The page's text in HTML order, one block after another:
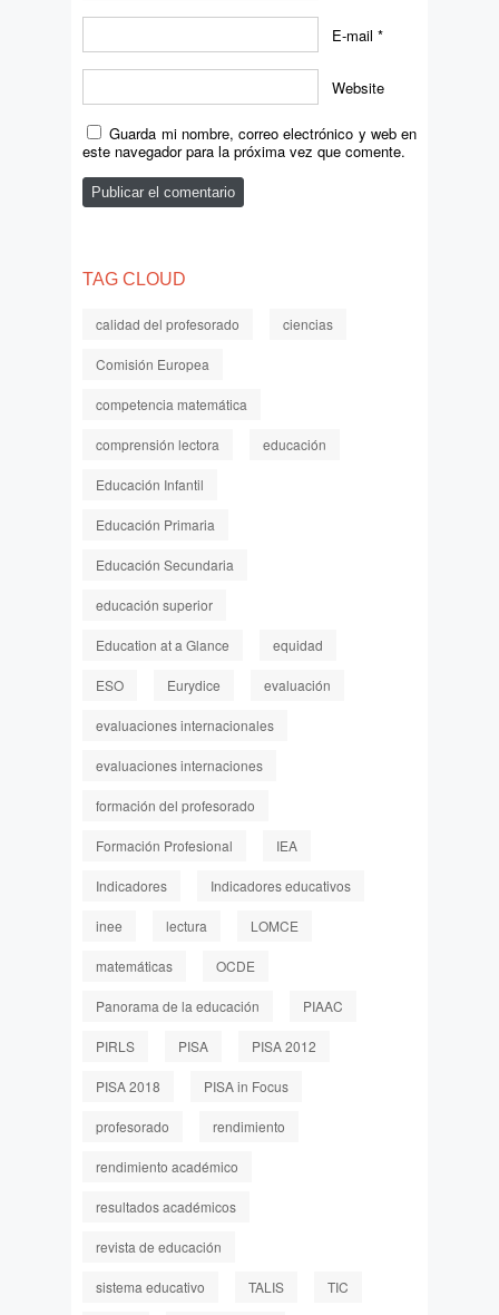
E-mail *
Website
Guarda mi nombre, correo electrónico y web en
este navegador para la próxima vez que comente.
TAG CLOUD
calidad del profesorado ciencias
Comisión Europea
competencia matemática
comprensión lectora educación
Educación Infantil
Educación Primaria
Educación Secundaria
educación superior
Education at a Glance equidad
ESO Eurydice evaluación
evaluaciones internacionales
evaluaciones internaciones
formación del profesorado
Formación Profesional IEA
Indicadores Indicadores educativos
inee lectura LOMCE
matemáticas OCDE
Panorama de la educación PIAAC
PIRLS PISA PISA 2012
PISA 2018 PISA in Focus
profesorado rendimiento
rendimiento académico
resultados académicos
revista de educación
sistema educativo TALIS TIC